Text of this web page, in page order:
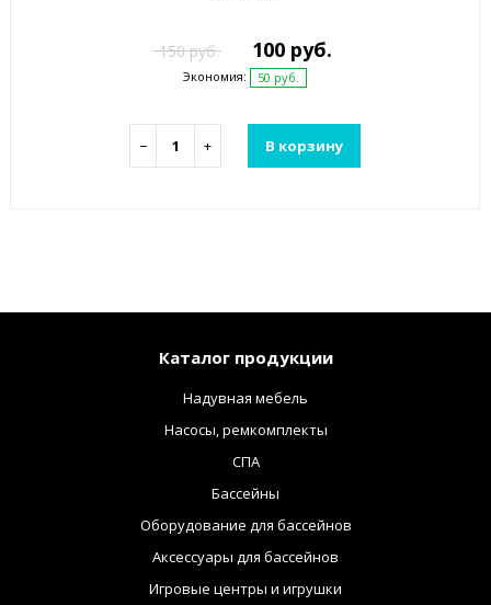
150 руб. 100 руб.
Экономия: 50 руб.
− + В корзину
Каталог продукции
Надувная мебель
Насосы, ремкомплекты
СПА
Бассейны
Оборудование для бассейнов
Аксессуары для бассейнов
Игровые центры и игрушки